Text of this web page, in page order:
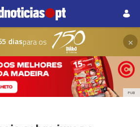
diaspara os ×
PUB